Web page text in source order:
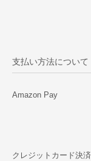
支払い方法について
Amazon Pay
クレジットカード決済